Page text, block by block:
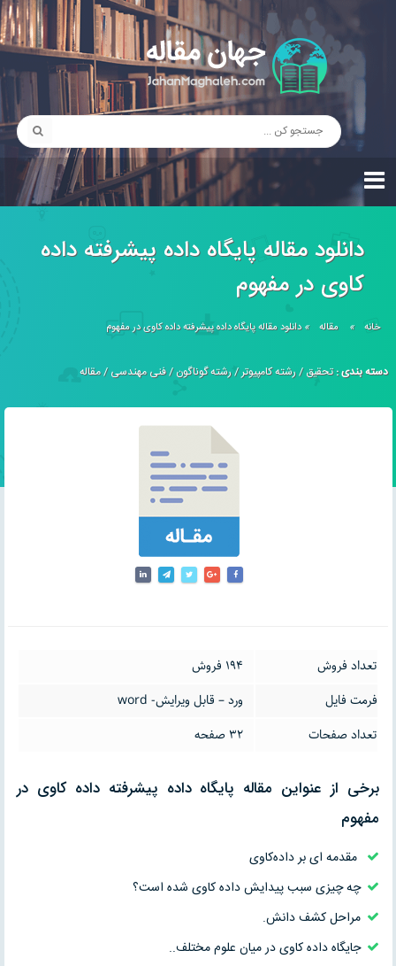
دانلود مقاله پایگاه داده پیشرفته داده
کاوی در مفهوم
خانه » مقاله »دانلود مقاله پایگاه داده پیشرفته داده کاوی در مفهوم
دسته بندی :تحقیق/رشته کامپیوتر/رشته گوناگون/فنی مهندسی/مقاله
تعداد فروش
194 فروش
فرمت فایل
ورد – قابل ویرایش- word
تعداد صفحات
32 صفحه
برخی از عنواین مقاله پایگاه داده پیشرفته داده کاوی در
مفهوم
مقدمه ای بر داده‌کاوی
چه چيزی سبب پيدايش داده کاوی شده است؟
مراحل کشف دانش.
جایگاه داده کاوی در میان علوم مختلف..